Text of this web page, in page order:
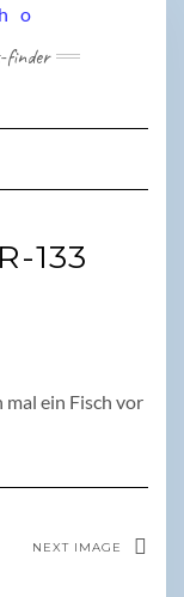
finder
133
mal ein Fisch vor
NEXT IMAGE